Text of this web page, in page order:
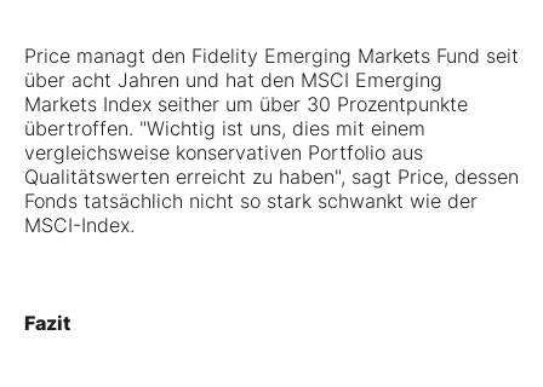
Price managt den Fidelity Emerging Markets Fund seit
über acht Jahren und hat den MSCI Emerging
Markets Index seither um über 30 Prozentpunkte
übertroffen. "Wichtig ist uns, dies mit einem
vergleichsweise konservativen Portfolio aus
Qualitätswerten erreicht zu haben", sagt Price, dessen
Fonds tatsächlich nicht so stark schwankt wie der
MSCI-Index.
Fazit